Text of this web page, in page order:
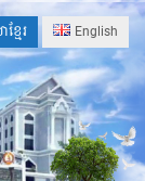
មែរ English